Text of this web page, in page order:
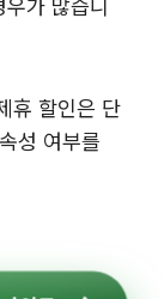
가 많습니
휴 할인은 단
성 여부를